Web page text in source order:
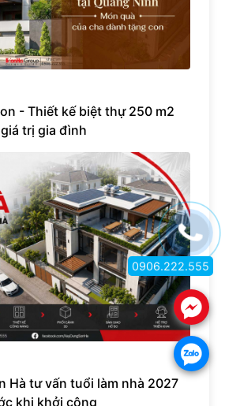
- Thiết kế biệt thự 250 m2
trị gia đình
Hà tư vấn tuổi làm nhà 2027
khi khởi công
.
.
0906.222.555